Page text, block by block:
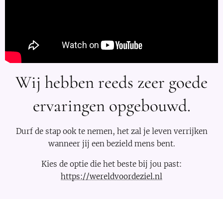
Wij hebben reeds zeer goede
ervaringen opgebouwd.
Durf de stap ook te nemen, het zal je leven verrijken
wanneer jij een bezield mens bent.
Kies de optie die het beste bij jou past:
https://wereldvoordeziel.nl